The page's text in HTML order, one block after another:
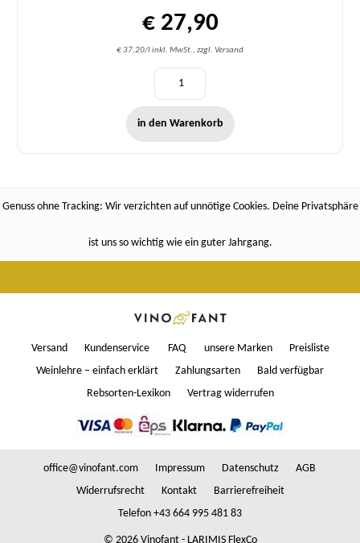
€ 27,90
€ 37,20/l inkl. MwSt., zzgl. Versand
in den Warenkorb
Genuss ohne Tracking: Wir verzichten auf unnötige Cookies. Deine Privatsphäre
ist uns so wichtig wie ein guter Jahrgang.
Versand Kundenservice FAQ unsere Marken
Preisliste
Weinlehre – einfach erklärt
Zahlungsarten
Bald verfügbar
Rebsorten-Lexikon
Vertrag widerrufen
office@vinofant.com Impressum Datenschutz
AGB
Widerrufsrecht
Kontakt
Barrierefreiheit
Telefon +43 664 995 481 83
© 2026 Vinofant - LARIMIS FlexCo